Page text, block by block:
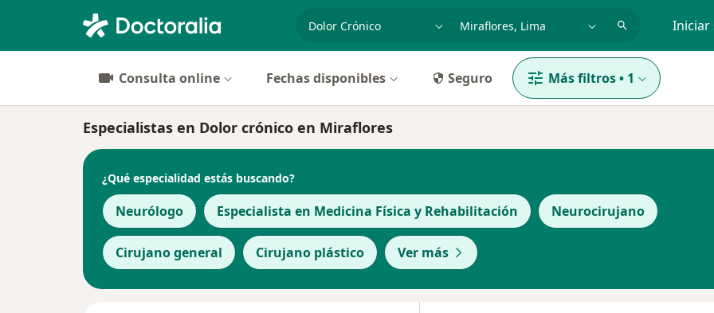
especialidad, enfermedad o nombre Iniciar
Consulta online Fechas disponibles Seguro Más filtros• 1
Especialistas en Dolor crónico en Miraflores
¿Qué especialidad estás buscando?
Neurólogo Especialista en Medicina Física y Rehabilitación Neurocirujano
Cirujano general Cirujano plástico Ver más